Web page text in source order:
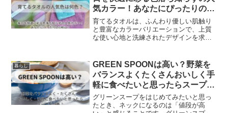
気カラー！あなたにぴったりの1
枚は？
育てるタオルは、ふんわり優しい肌触り
と豊富なカラーバリエーションで、上質
な使い心地と洗練されたデザインを求め
ーングレージュ」「ホワイト」「ライト
ブルー」を中心に、それぞれの魅力をご
紹介します！また色落ちの心配もく、長
く使えます。豊富なカラーバリエーショ
ンの中から、あなたにぴったりの「育て
るタオル」を見つけて、毎日を快適に過
ごしましょう。
暮らし
GREEN SPOONは高い？野菜を
バランスよくたくさんおいしく手
軽に食べたいと思ったらスープが
一番♪
グリーンスープをはじめてみたいと思っ
たとき、ネックになるのは「値段が高